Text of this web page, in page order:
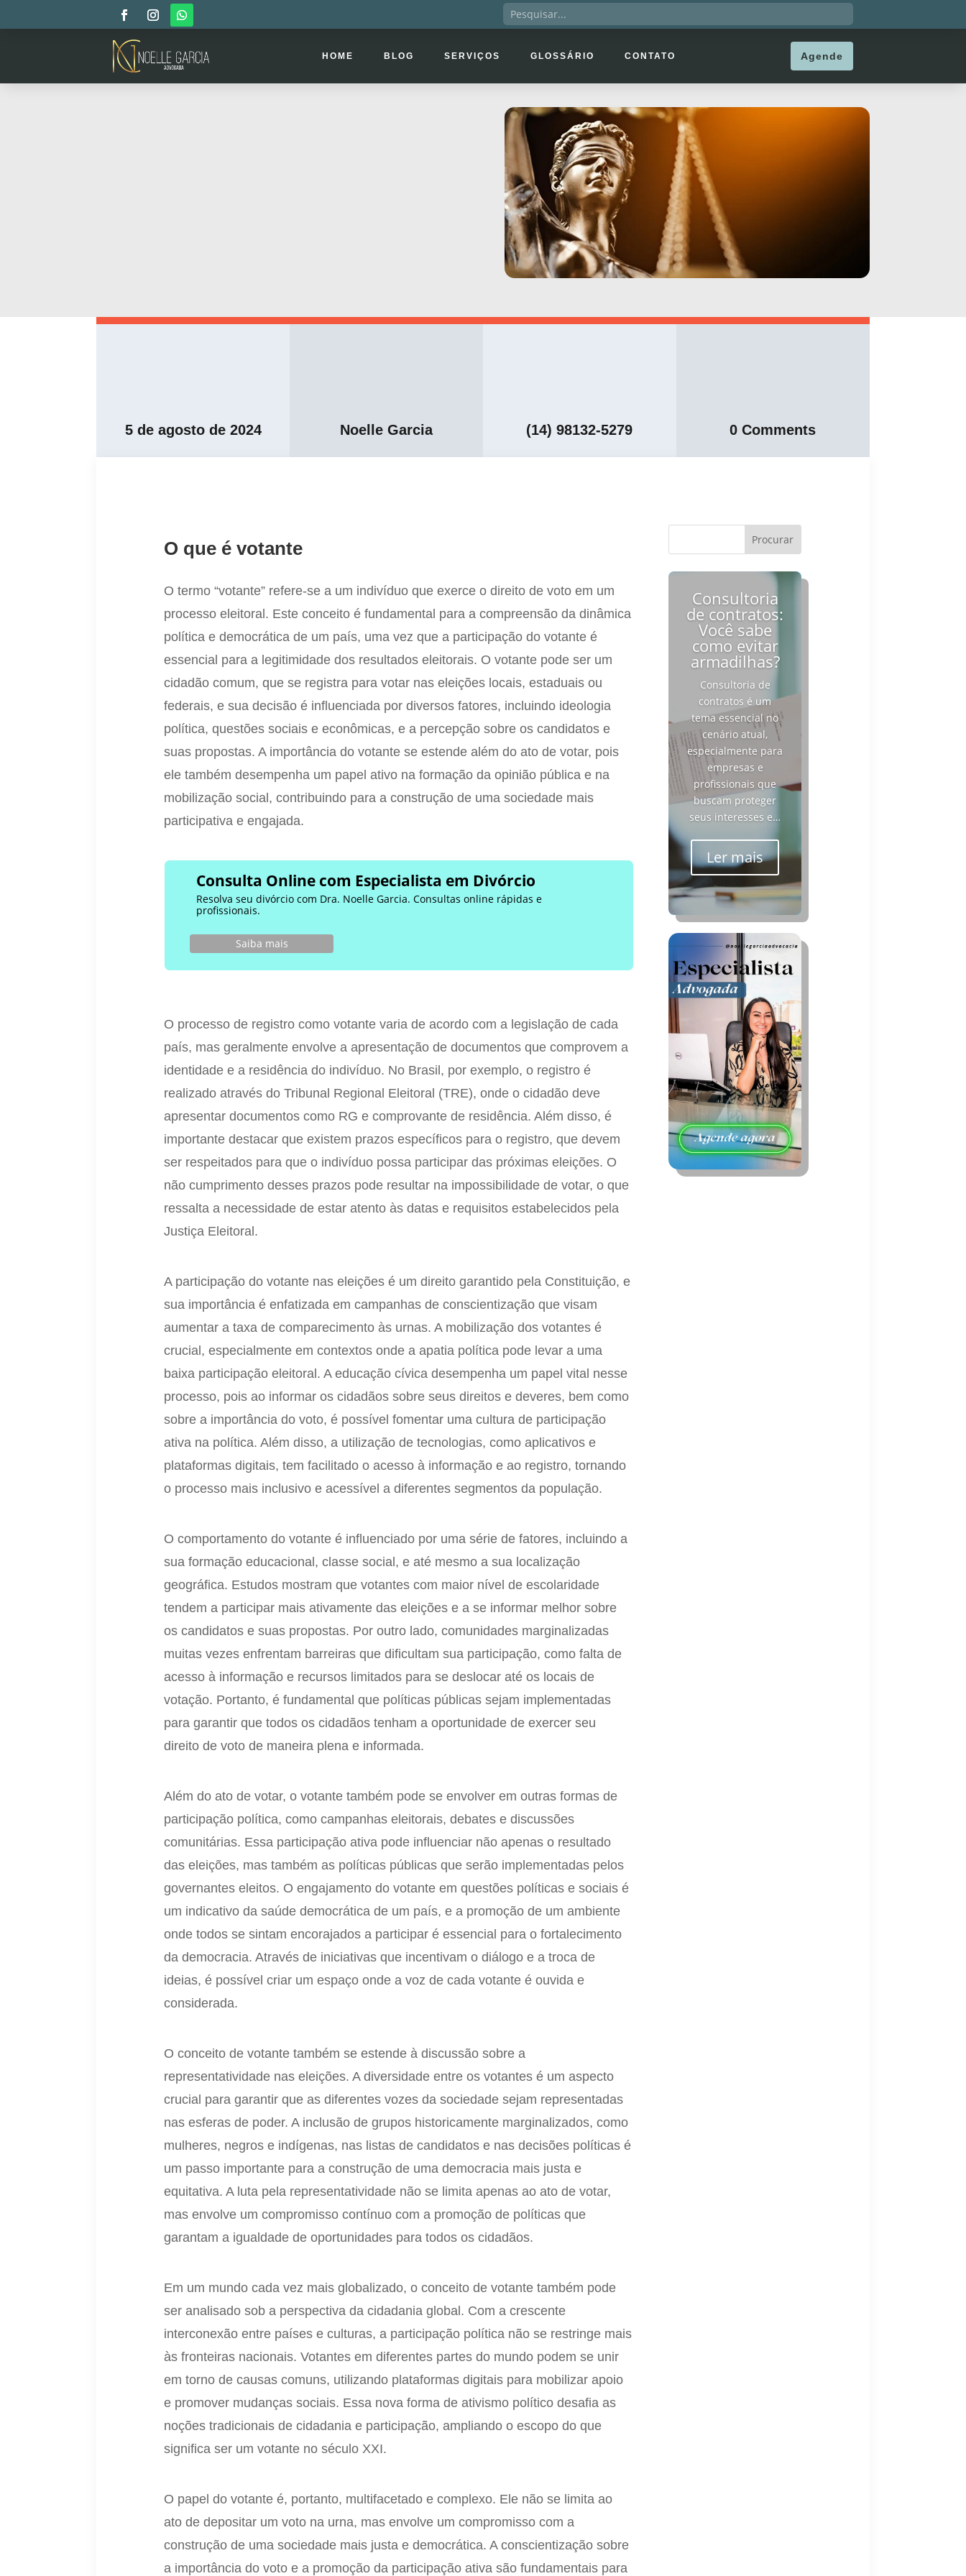
HOME BLOG SERVIÇOS GLOSSÁRIO CONTATO Agende
5 de agosto de 2024 Noelle Garcia (14) 98132-5279 0 Comments
O que é votante
O termo “votante” refere-se a um indivíduo que exerce o direito de voto em um
processo eleitoral. Este conceito é fundamental para a compreensão da dinâmica
política e democrática de um país, uma vez que a participação do votante é
essencial para a legitimidade dos resultados eleitorais. O votante pode ser um
cidadão comum, que se registra para votar nas eleições locais, estaduais ou
federais, e sua decisão é influenciada por diversos fatores, incluindo ideologia
política, questões sociais e econômicas, e a percepção sobre os candidatos e
suas propostas. A importância do votante se estende além do ato de votar, pois
ele também desempenha um papel ativo na formação da opinião pública e na
mobilização social, contribuindo para a construção de uma sociedade mais
participativa e engajada.
Consulta Online com Especialista em Divórcio
Resolva seu divórcio com Dra. Noelle Garcia. Consultas online rápidas e
profissionais.
Saiba mais
O processo de registro como votante varia de acordo com a legislação de cada
país, mas geralmente envolve a apresentação de documentos que comprovem a
identidade e a residência do indivíduo. No Brasil, por exemplo, o registro é
realizado através do Tribunal Regional Eleitoral (TRE), onde o cidadão deve
apresentar documentos como RG e comprovante de residência. Além disso, é
importante destacar que existem prazos específicos para o registro, que devem
ser respeitados para que o indivíduo possa participar das próximas eleições. O
não cumprimento desses prazos pode resultar na impossibilidade de votar, o que
ressalta a necessidade de estar atento às datas e requisitos estabelecidos pela
Justiça Eleitoral.
A participação do votante nas eleições é um direito garantido pela Constituição, e
sua importância é enfatizada em campanhas de conscientização que visam
aumentar a taxa de comparecimento às urnas. A mobilização dos votantes é
crucial, especialmente em contextos onde a apatia política pode levar a uma
baixa participação eleitoral. A educação cívica desempenha um papel vital nesse
processo, pois ao informar os cidadãos sobre seus direitos e deveres, bem como
sobre a importância do voto, é possível fomentar uma cultura de participação
ativa na política. Além disso, a utilização de tecnologias, como aplicativos e
plataformas digitais, tem facilitado o acesso à informação e ao registro, tornando
o processo mais inclusivo e acessível a diferentes segmentos da população.
O comportamento do votante é influenciado por uma série de fatores, incluindo a
sua formação educacional, classe social, e até mesmo a sua localização
geográfica. Estudos mostram que votantes com maior nível de escolaridade
tendem a participar mais ativamente das eleições e a se informar melhor sobre
os candidatos e suas propostas. Por outro lado, comunidades marginalizadas
muitas vezes enfrentam barreiras que dificultam sua participação, como falta de
acesso à informação e recursos limitados para se deslocar até os locais de
votação. Portanto, é fundamental que políticas públicas sejam implementadas
para garantir que todos os cidadãos tenham a oportunidade de exercer seu
direito de voto de maneira plena e informada.
Além do ato de votar, o votante também pode se envolver em outras formas de
participação política, como campanhas eleitorais, debates e discussões
comunitárias. Essa participação ativa pode influenciar não apenas o resultado
das eleições, mas também as políticas públicas que serão implementadas pelos
governantes eleitos. O engajamento do votante em questões políticas e sociais é
um indicativo da saúde democrática de um país, e a promoção de um ambiente
onde todos se sintam encorajados a participar é essencial para o fortalecimento
da democracia. Através de iniciativas que incentivam o diálogo e a troca de
ideias, é possível criar um espaço onde a voz de cada votante é ouvida e
considerada.
O conceito de votante também se estende à discussão sobre a
representatividade nas eleições. A diversidade entre os votantes é um aspecto
crucial para garantir que as diferentes vozes da sociedade sejam representadas
nas esferas de poder. A inclusão de grupos historicamente marginalizados, como
mulheres, negros e indígenas, nas listas de candidatos e nas decisões políticas é
um passo importante para a construção de uma democracia mais justa e
equitativa. A luta pela representatividade não se limita apenas ao ato de votar,
mas envolve um compromisso contínuo com a promoção de políticas que
garantam a igualdade de oportunidades para todos os cidadãos.
Em um mundo cada vez mais globalizado, o conceito de votante também pode
ser analisado sob a perspectiva da cidadania global. Com a crescente
interconexão entre países e culturas, a participação política não se restringe mais
às fronteiras nacionais. Votantes em diferentes partes do mundo podem se unir
em torno de causas comuns, utilizando plataformas digitais para mobilizar apoio
e promover mudanças sociais. Essa nova forma de ativismo político desafia as
noções tradicionais de cidadania e participação, ampliando o escopo do que
significa ser um votante no século XXI.
O papel do votante é, portanto, multifacetado e complexo. Ele não se limita ao
ato de depositar um voto na urna, mas envolve um compromisso com a
construção de uma sociedade mais justa e democrática. A conscientização sobre
a importância do voto e a promoção da participação ativa são fundamentais para
Consultoria
de contratos:
Você sabe
como evitar
armadilhas?
Consultoria de
contratos é um
tema essencial no
cenário atual,
especialmente para
empresas e
profissionais que
buscam proteger
seus interesses e…
Ler mais